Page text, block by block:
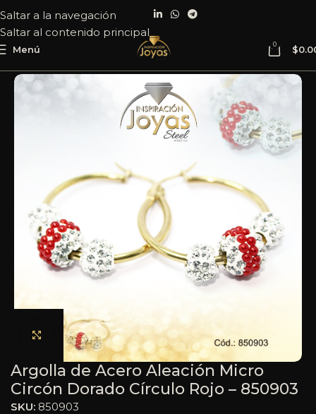
Saltar a la navegación
Saltar al contenido principal
Menú 0 $
Haga clic para ampliar
Argolla de Acero Aleación Micro
Circón Dorado Círculo Rojo – 850903
SKU: 850903